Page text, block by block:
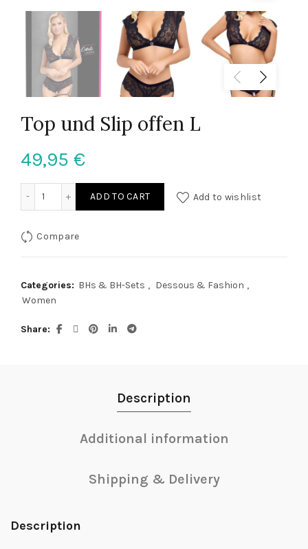
Top und Slip offen L
49,95 €
ADD TO CART Add to wishlist
Compare
Categories: BHs & BH-Sets , Dessous & Fashion ,
Women
Share
Description
Additional information
Shipping & Delivery
Description